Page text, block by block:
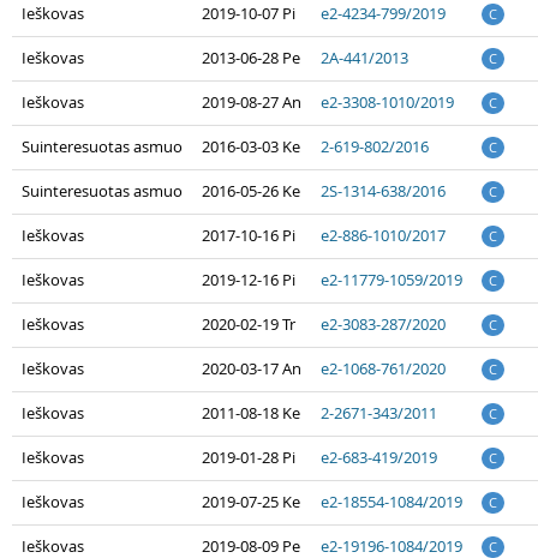
Ieškovas 2019-10-07 Pi e2-4234-799/2019 C
Ieškovas 2013-06-28 Pe 2A-441/2013 C
Ieškovas 2019-08-27 An e2-3308-1010/2019 C
Suinteresuotas asmuo 2016-03-03 Ke 2-619-802/2016 C
Suinteresuotas asmuo 2016-05-26 Ke 2S-1314-638/2016 C
Ieškovas 2017-10-16 Pi e2-886-1010/2017 C
Ieškovas 2019-12-16 Pi e2-11779-1059/2019 C
Ieškovas 2020-02-19 Tr e2-3083-287/2020 C
Ieškovas 2020-03-17 An e2-1068-761/2020 C
Ieškovas 2011-08-18 Ke 2-2671-343/2011 C
Ieškovas 2019-01-28 Pi e2-683-419/2019 C
Ieškovas 2019-07-25 Ke e2-18554-1084/2019 C
Ieškovas 2019-08-09 Pe e2-19196-1084/2019 C